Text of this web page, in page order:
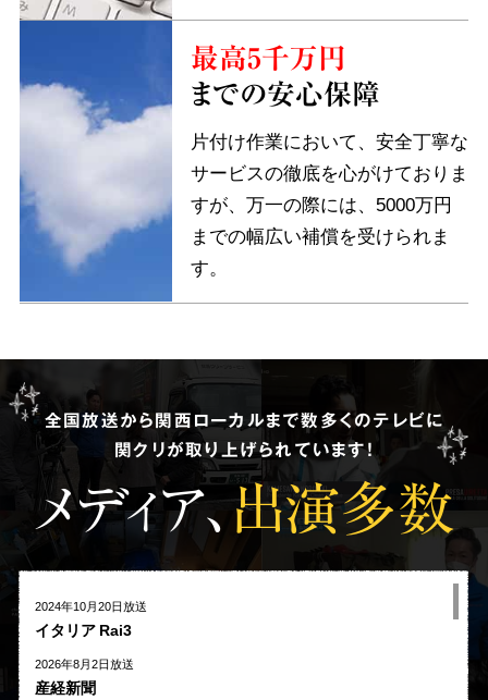
最高5千万円
までの安心保障
片付け作業において、安全丁寧な
サービスの徹底を心がけておりま
すが、万一の際には、5000万円
までの幅広い補償を受けられま
す。
全国放送から関西ローカルまで数多くのテレビに
関クリが取り上げられています!
メディア、出演多数
2024年10月20日放送
イタリア Rai3
2026年8月2日放送
産経新聞